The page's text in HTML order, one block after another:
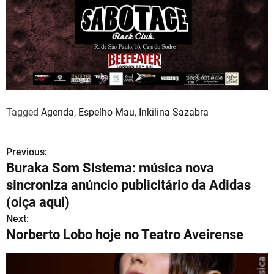
Tagged Agenda, Espelho Mau, Inkilina Sazabra
N
a
v
e
g
Previous:
Buraka Som Sistema: música nova
sincroniza anúncio publicitário da Adidas
(oiça aqui)
Next:
Norberto Lobo hoje no Teatro Aveirense